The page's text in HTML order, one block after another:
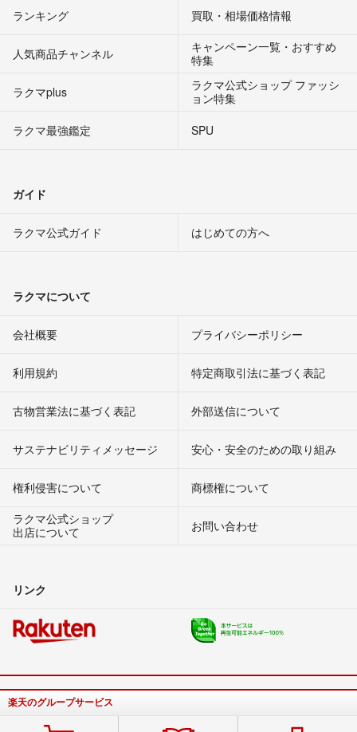
ランキング 買取・相場価格情報
人気商品チャンネル
キャンペーン一覧・おすすめ
特集
ラクマplus
ラクマ公式ショップ ファッシ
ョン特集
ラクマ最強鑑定
SPU
ガイド
ラクマ公式ガイド はじめての方へ
ラクマについて
会社概要 プライバシーポリシー
利用規約 特定商取引法に基づく表記
古物営業法に基づく表記 外部送信について
サステナビリティメッセージ 安心・安全のための取り組み
権利侵害について
商標権について
ラクマ公式ショップ
出店について
お問い合わせ
リンク
楽天のグループサービス